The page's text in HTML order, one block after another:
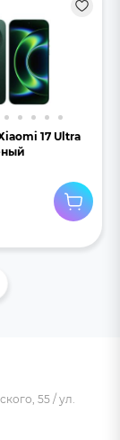
17 Ultra
55 / ул.